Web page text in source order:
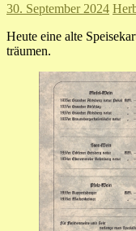
30. September 2024
Heute eine alte
träumen.